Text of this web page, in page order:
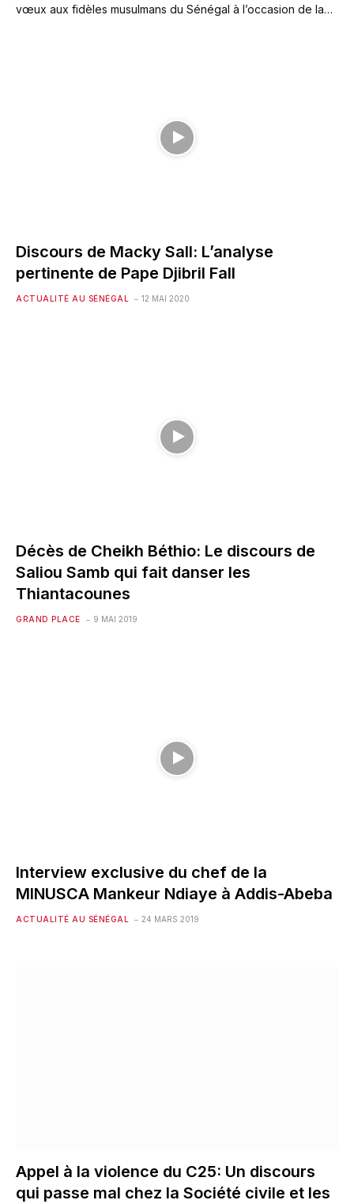
vœux aux fidèles musulmans du Sénégal à l’occasion de la…
Discours de Macky Sall: L’analyse
pertinente de Pape Djibril Fall
ACTUALITÉ AU SÉNÉGAL 12 MAI 2020
Décès de Cheikh Béthio: Le discours de
Saliou Samb qui fait danser les
Thiantacounes
GRAND PLACE 9 MAI 2019
Interview exclusive du chef de la
MINUSCA Mankeur Ndiaye à Addis-Abeba
ACTUALITÉ AU SÉNÉGAL 24 MARS 2019
Appel à la violence du C25: Un discours
qui passe mal chez la Société civile et les